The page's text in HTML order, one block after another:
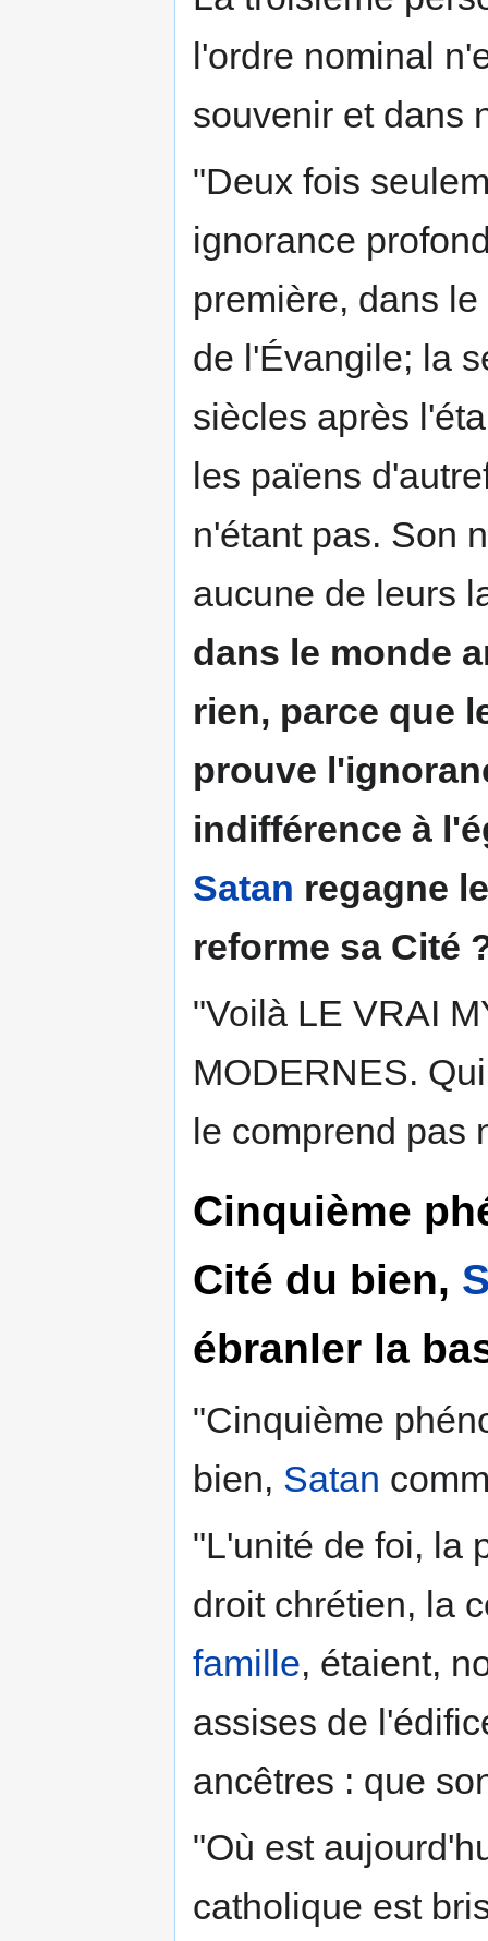
l'ordre nominal
souvenir et dans
"Deux fois
ignorance
première, dans
de l'Évangile; la
siècles après
les païens
n'étant pas. Son
aucune de leurs
dans le monde
rien, parce que
prouve
indifférence à
Satan regagne
reforme sa Cité
"Voilà LE VRAI
MODERNES.
le comprend pas
Cinquième
Cité du bien,
ébranler la
"Cinquième
bien, Satan
"L'unité de foi, la
droit chrétien, la
famille, étaient,
assises de
ancêtres : que
"Où est
catholique est